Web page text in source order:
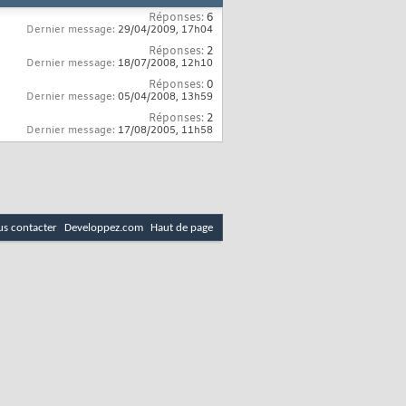
Réponses:6
Dernier message: 29/04/2009, 17h04
Réponses: 2
Dernier message: 18/07/2008, 12h10
Réponses:0
Dernier message: 05/04/2008, 13h59
Réponses: 2
Dernier message: 17/08/2005, 11h58
contacter Developpez.com Haut de page